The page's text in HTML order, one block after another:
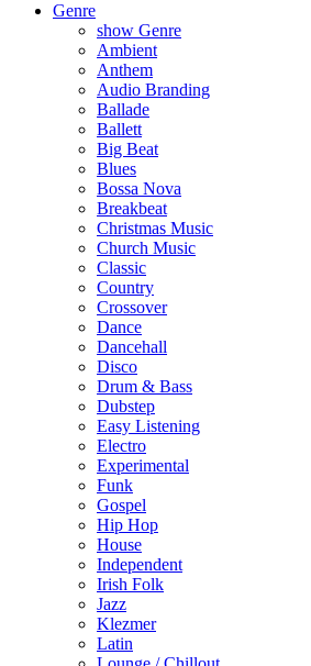
Genre
show Genre
Ambient
Anthem
Audio Branding
Ballade
Ballett
Big Beat
Blues
Bossa Nova
Breakbeat
Christmas Music
Church Music
Classic
Country
Crossover
Dance
Dancehall
Disco
Drum & Bass
Dubstep
Easy Listening
Electro
Experimental
Funk
Gospel
Hip Hop
House
Independent
Irish Folk
Jazz
Klezmer
Latin